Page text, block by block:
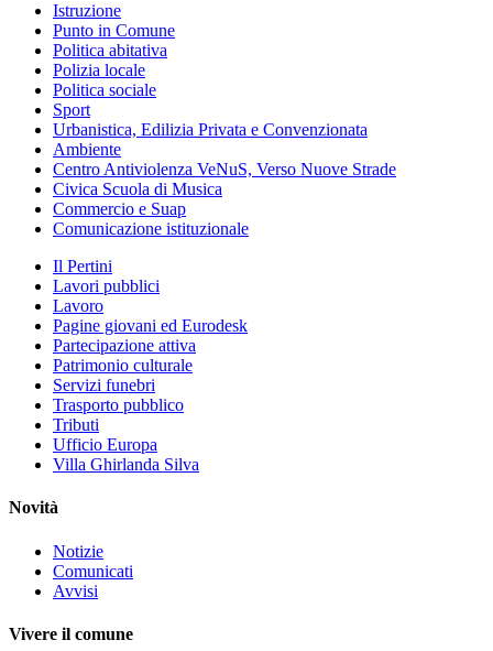
Istruzione
Punto in Comune
Politica abitativa
Polizia locale
Politica sociale
Sport
Urbanistica, Edilizia Privata e Convenzionata
Ambiente
Centro Antiviolenza VeNuS, Verso Nuove Strade
Civica Scuola di Musica
Commercio e Suap
Comunicazione istituzionale
Il Pertini
Lavori pubblici
Lavoro
Pagine giovani ed Eurodesk
Partecipazione attiva
Patrimonio culturale
Servizi funebri
Trasporto pubblico
Tributi
Ufficio Europa
Villa Ghirlanda Silva
Novità
Notizie
Comunicati
Avvisi
Vivere il comune